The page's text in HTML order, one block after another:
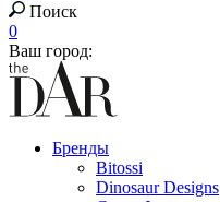
Поиск
0
Ваш город:
Бренды
Bitossi
Dinosaur Designs